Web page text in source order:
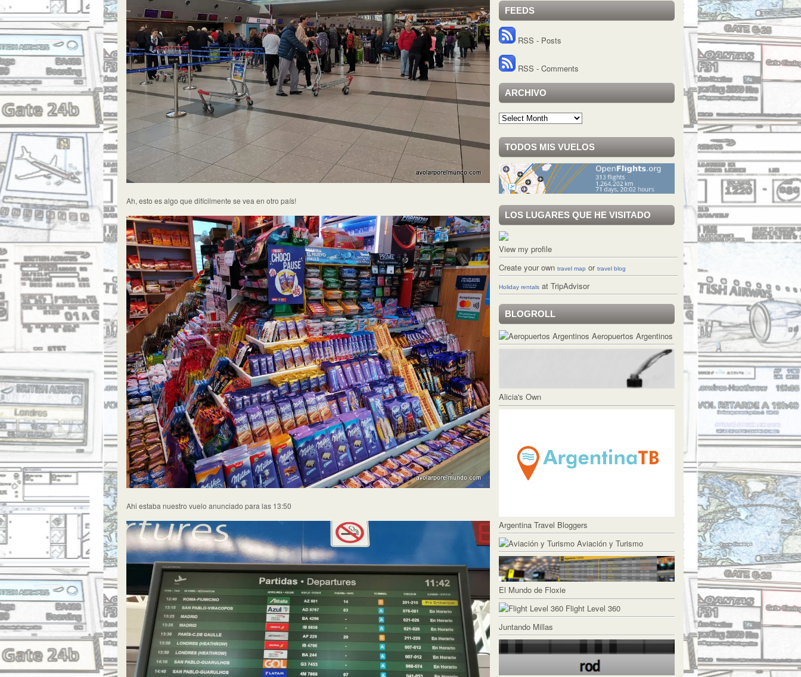
Ah, esto es algo que difícilmente se vea en otro país!
Ahi estaba nuestro vuelo anunciado para las 13:50
FEEDS
RSS - Posts
RSS - Comments
ARCHIVO
Archivo
TODOS MIS VUELOS
LOS LUGARES QUE HE VISITADO
View my profile
Create your own travel map or travel blog
Holiday rentals at TripAdvisor
BLOGROLL
Aeropuertos Argentinos
Alicia's Own
Argentina Travel Bloggers
Aviación y Turismo
El Mundo de Floxie
Flight Level 360
Juntando Millas